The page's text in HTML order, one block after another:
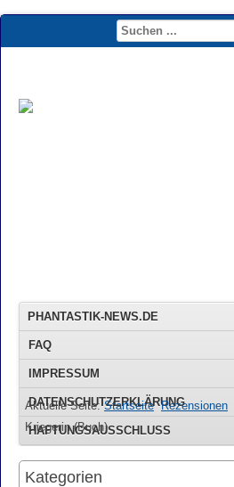
PHANTASTIK-NEWS.DE
FAQ
IMPRESSUM
DATENSCHUTZERKLÄRUNG
HAFTUNGSAUSSCHLUSS
Aktuelle Seite:Startseite Rezensionen
Kriegerin (Buch)
Kategorien